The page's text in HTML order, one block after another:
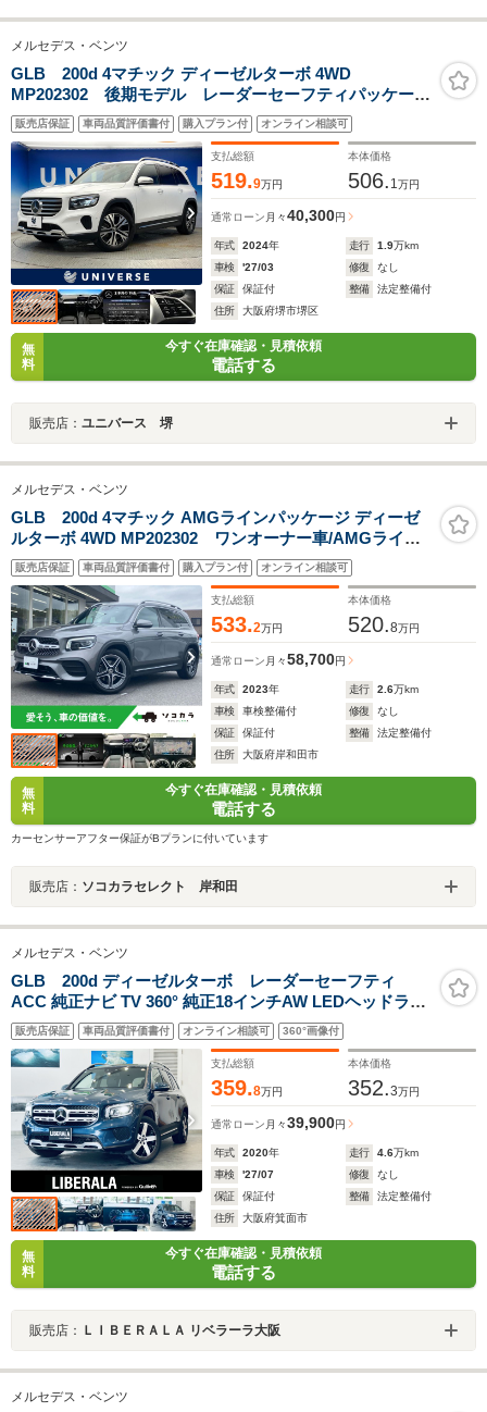
メルセデス・ベンツ
GLB 200d 4マチック ディーゼルターボ 4WD
MP202302 後期モデル レーダーセーフティパッケー
ジ アダプティブハイビームアシストプラス マルチビ
ームLEDヘッドライト 前席パワーシート 前席シート
ヒーター 全方位カメラ 純正ナビ Bluetooth接続
販売店保証 車両品質評価書付 購入プラン付 オンライン相談可
支払総額
519.9万円
本体価格
506. 1万円
通常ローン 月々40,300円
年式 2024年 走行 1.9万km
車検
'27/03 修復
なし
保証
保証付 整備
法定整備付
住所
大阪府堺市堺区
無
料
今すぐ在庫確認・見積依頼
電話する
販売店： ユニバース 堺
メルセデス・ベンツ
GLB 200d 4マチック AMGラインパッケージ ディーゼ
ルターボ 4WD MP202302 ワンオーナー車/AMGライン
パッケージ/サンルーフ/前後ドライブレコーダー/ブライン
ドスポットモニター/アラウンドビューモニター/純正ナ
ビ/ETC2.0/アダプティブクルーズコントロール
販売店保証 車両品質評価書付 購入プラン付 オンライン相談可
支払総額
533.2万円
本体価格
520.8万円
通常ローン 月々58,700円
年式 2023年 走行 2.6万km
車検
車検整備付 修復
なし
保証
保証付 整備
法定整備付
住所
大阪府岸和田市
無
料
今すぐ在庫確認・見積依頼
電話する
カーセンサーアフター保証がBプランに付いています
販売店： ソコカラセレクト 岸和田
メルセデス・ベンツ
GLB 200d ディーゼルターボ レーダーセーフティ
ACC 純正ナビ TV 360° 純正18インチAW LEDヘッドライ
ト 電動リアゲート ハーフ革 メモリ付きパワーシート シ
ートヒーター ワイヤレス充電 ブラインドスポット クリア
ランスソナー スマートキー
販売店保証 車両品質評価書付 オンライン相談可 360°画像付
支払総額
359.8万円
本体価格
352.3万円
通常ローン 月々39,900円
年式 2020年 走行 4.6万km
車検
'27/07 修復
なし
保証
保証付 整備
法定整備付
住所
大阪府箕面市
無
料
今すぐ在庫確認・見積依頼
電話する
販売店： ＬＩＢＥＲＡＬＡ リベラーラ大阪
メルセデス・ベンツ